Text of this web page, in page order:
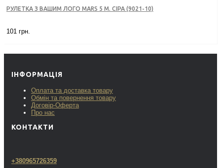
РУЛЕТКА З ВАШИМ ЛОГО MARS 5 М. СІРА (9021-10)
101 грн.
ІНФОРМАЦІЯ
Оплата та доставка товару
Обмін та повернення товару
Договір-Оферта
Про нас
КОНТАКТИ
+380965726359